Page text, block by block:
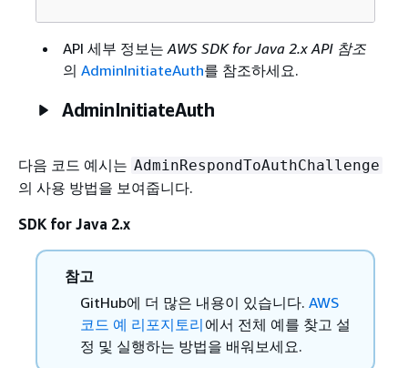
API 세부 정보는AWS SDK for Java 2.x API 참조
의 AdminInitiateAuth를 참조하세요.
AdminInitiateAuth
다음 코드 예시는 AdminRespondToAuthChallenge
의 사용 방법을 보여줍니다.
SDK for Java 2.x
참고
GitHub에 더 많은 내용이 있습니다. AWS
코드 예 리포지토리 에서 전체 예를 찾고 설
정 및 실행하는 방법을 배워보세요.